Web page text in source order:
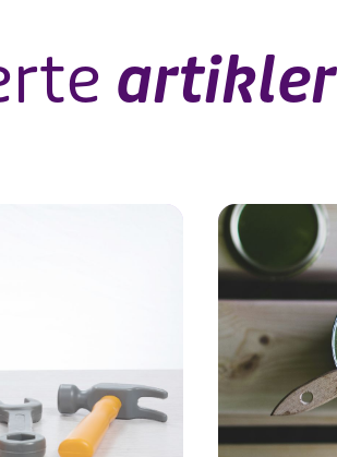
artikler